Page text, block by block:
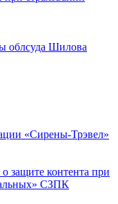
облсуда Шилова
«Сирены-Трэвел»
защите контента при
СЗПК